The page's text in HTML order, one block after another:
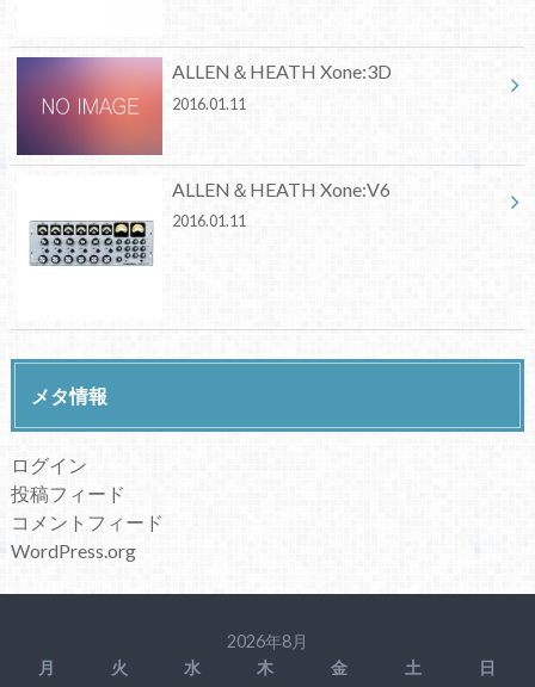
ALLEN＆HEATH Xone:3D
2016.01.11
ALLEN＆HEATH Xone:V6
2016.01.11
メタ情報
ログイン
投稿フィード
コメントフィード
WordPress.org
2026年8月
月
火 水 木 金 土
日